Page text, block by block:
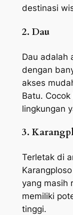
destinasi
2. Dau
Dau adalah
dengan
akses
Batu.
lingkungan
3.
Terletak di
yang masih
memiliki
tinggi.